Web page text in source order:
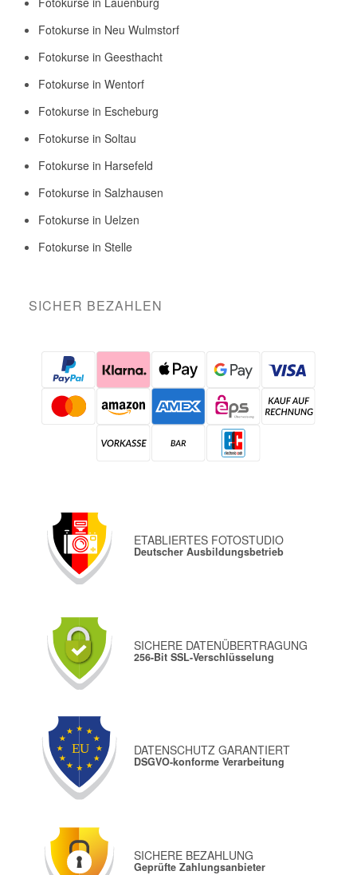
Fotokurse in Neu Wulmstorf
Fotokurse in Geesthacht
Fotokurse in Wentorf
Fotokurse in Escheburg
Fotokurse in Soltau
Fotokurse in Harsefeld
Fotokurse in Salzhausen
Fotokurse in Uelzen
Fotokurse in Stelle
SICHER BEZAHLEN
ETABLIERTES FOTOSTUDIO
Deutscher Ausbildungsbetrieb
SICHERE DATENÜBERTRAGUNG
256-Bit SSL-Verschlüsselung
DATENSCHUTZ GARANTIERT
DSGVO-konforme Verarbeitung
SICHERE BEZAHLUNG
Geprüfte Zahlungsanbieter